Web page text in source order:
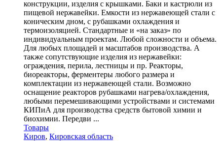
конструкции, изделия с крышками. Баки и кастрюли из
пищевой нержавейки. Емкости из нержавеющей стали с
коническим дном, с рубашками охлаждения и
термоизоляцией. Стандартные и «на заказ» по
индивидуальным проектам. Любой сложности и объема.
Для любых площадей и масштабов производства. А
также сопутствующие изделия из нержавейки:
ограждения, перила, лестницы и пр. Реакторы,
биореакторы, ферментеры любого размера и
комплектации из нержавеющей стали. Возможно
оснащение реакторов рубашками нагрева/охлаждения,
любыми перемешивающими устройствами и системами
КИПиА для производства средств бытовой химии и
биохимии. Передви ...
Товары
Киров, Кировская область